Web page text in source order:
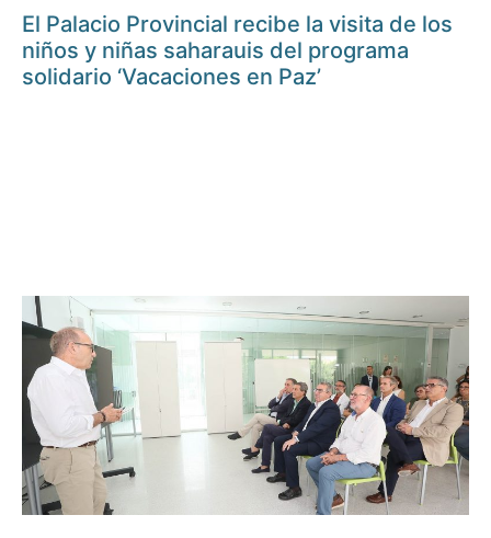
El Palacio Provincial recibe la visita de los
niños y niñas saharauis del programa
solidario ‘Vacaciones en Paz’